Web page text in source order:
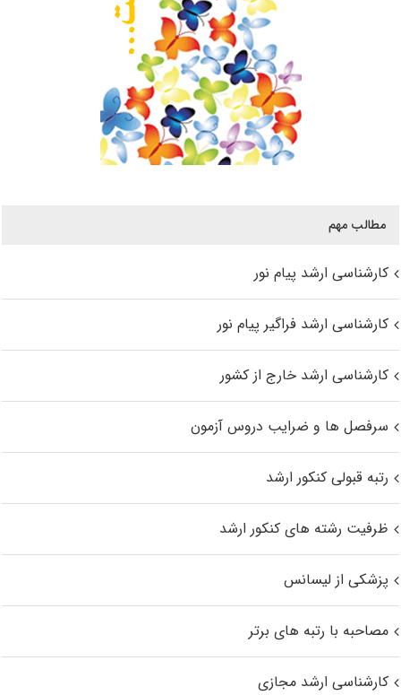
مطالب مهم
کارشناسی ارشد پیام نور
کارشناسی ارشد فراگیر پیام نور
کارشناسی ارشد خارج از کشور
سرفصل ها و ضرایب دروس آزمون
رتبه قبولی کنکور ارشد
ظرفیت رشته های کنکور ارشد
پزشکی از لیسانس
مصاحبه با رتبه های برتر
کارشناسی ارشد مجازی